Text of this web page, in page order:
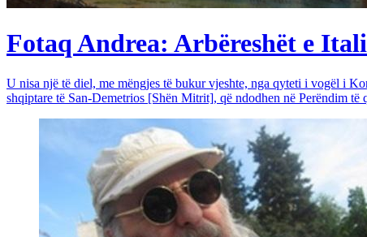
Fotaq Andrea: Arbëreshët e
U nisa një të diel, me mëngjes të bukur vjeshte, nga qyteti i vogël i
shqiptare të San-Demetrios [Shën Mitrit], që ndodhen në Perëndim të